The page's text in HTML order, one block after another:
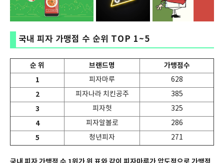
국내 피자 가맹점 수 순위 TOP 1~5
순 위 브랜드명
가맹점수
1
피자마루 628
2 피자나라 치킨공주 385
3 피자헛 325
4 피자알볼로 286
5 청년피자 271